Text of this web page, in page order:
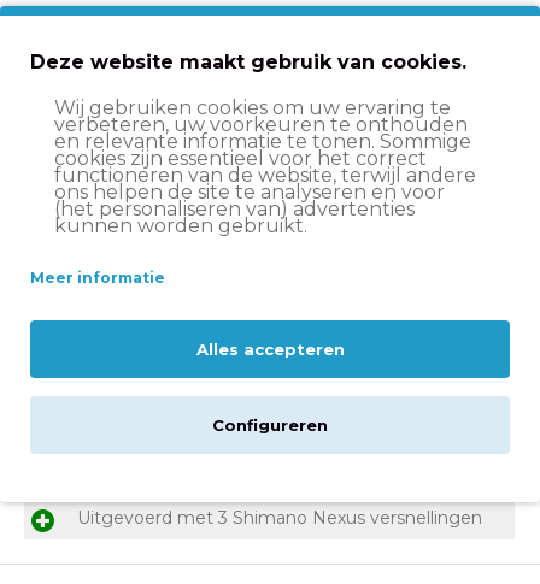
werkdagen
. Dit vanwege de levering met een
gespecialiseerde koerier.
Voor- en nadelen
Hoge kwaliteit duurzaam aluminium frame
De Popal Daily Dutch Prestige nog verder
Fijne rechte zithouding en Selle Royal
Uitgevoerd met 3 Shimano Nexus versnellingen
Deze website maakt gebruik van cookies.
Wij gebruiken cookies om uw ervaring te
verbeteren, uw voorkeuren te onthouden
en relevante informatie te tonen. Sommige
cookies zijn essentieel voor het correct
functioneren van de website, terwijl andere
ons helpen de site te analyseren en voor
(het personaliseren van) advertenties
kunnen worden gebruikt.
Meer informatie
Alles accepteren
Configureren